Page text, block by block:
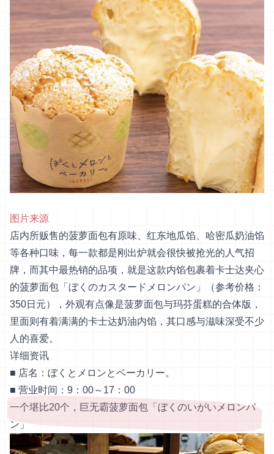
图片来源
店内所贩售的菠萝面包有原味、红东地瓜馅、哈密瓜奶油馅
等各种口味，每一款都是刚出炉就会很快被抢光的人气招
牌，而其中最热销的品项，就是这款内馅包裹着卡士达夹心
的菠萝面包「ぼくのカスタードメロンパン」（参考价格：
350日元），外观有点像是菠萝面包与玛芬蛋糕的合体版，
里面则有着满满的卡士达奶油内馅，其口感与滋味深受不少
人的喜爱。
详细资讯
■ 店名：ぼくとメロンとベーカリー。
■ 营业时间：9：00～17：00
一个堪比20个，巨无霸菠萝面包「ぼくのいがいメロンパ
ン」